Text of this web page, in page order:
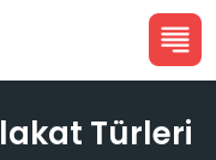
Türleri